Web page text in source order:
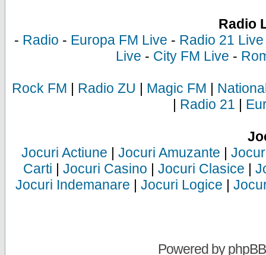
Radio
- Radio - Europa FM Live - Radio 21 Live
Live - City FM Live -
Rock FM | Radio ZU | Magic FM |
| Radio 21 |
Jocuri Actiune | Jocuri Amuzante |
Carti | Jocuri Casino | Jocuri Clasice |
Jocuri Indemanare | Jocuri Logice |
Powered byphpBB